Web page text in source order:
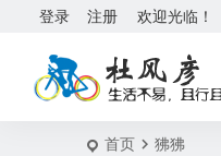
欢迎光临！
登录 注册
首页 狒狒